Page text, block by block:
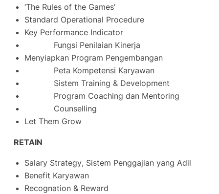
‘The Rules of the Games’
Standard Operational Procedure
Key Performance Indicator
Fungsi Penilaian Kinerja
Menyiapkan Program Pengembangan
Peta Kompetensi Karyawan
Sistem Training & Development
Program Coaching dan Mentoring
Counselling
Let Them Grow
RETAIN
Salary Strategy, Sistem Penggajian yang Adil
Benefit Karyawan
Recognation & Reward